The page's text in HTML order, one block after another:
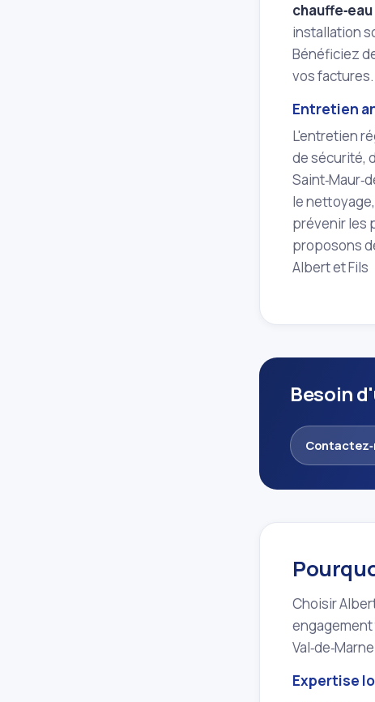
installation
Bénéficiez
vos factures.
Entretien
L'entretien
de sécurité,
le
prévenir les
proposons
Albert et Fils
Besoin
Choisir
engagement
Expertise